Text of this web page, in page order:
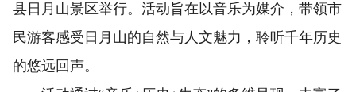
县日月山景区举行。活动旨在以音乐为媒介，带领市
民游客感受日月山的自然与人文魅力，聆听千年历史
的悠远回声。